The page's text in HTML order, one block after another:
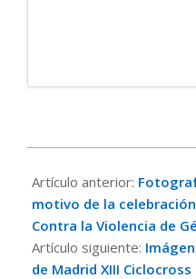
12-
01
Artículo anterior:
motivo de la
Contra la Violencia de
Artículo siguiente:
de Madrid XIII